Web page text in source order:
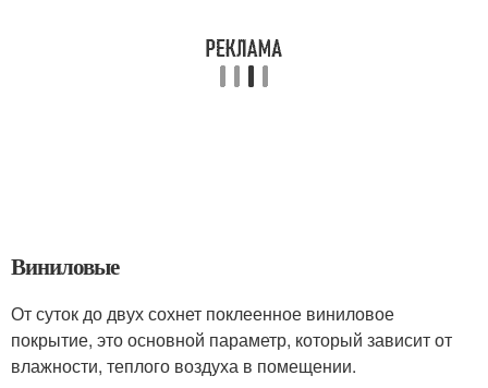
Виниловые
От суток до двух сохнет поклеенное виниловое
покрытие, это основной параметр, который зависит от
влажности, теплого воздуха в помещении.